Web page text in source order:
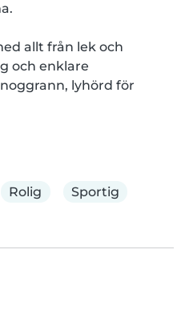
allt från lek och
och enklare
lyhörd för
Rolig Sportig